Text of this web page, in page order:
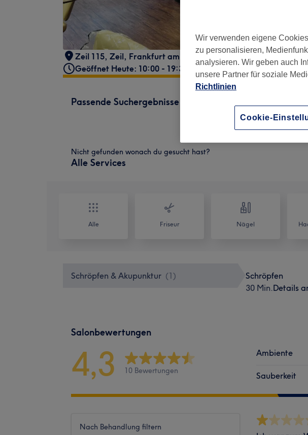
Zeil 115, Zeil, Frankfurt am Main, 60313
Geöffnet Heute: 10:00 - 19:30
Passende Suchergebnisse
30 Min.
Nicht gefunden wonach du gesucht hast?
Alle Services
Alle Friseur Nägel
Schröpfen & Akupunktur (1 )
Schröpfen
30 Min.Details
Salonbewertungen
4,3 10 Bewertungen
Ambiente
Sauberkeit
Nach Behandlung filtern
Wir verwenden eigene
zu personalisieren,
analysieren. Wir geben auch
unsere Partner für soziale
Richtlinien
Cookie-